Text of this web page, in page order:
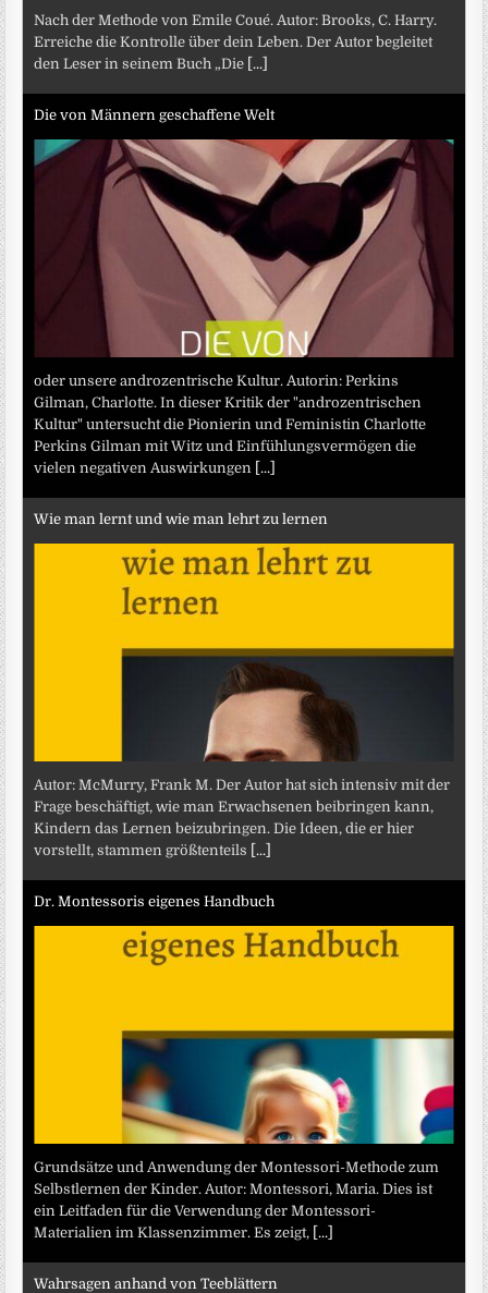
Nach der Methode von Emile Coué. Autor: Brooks, C. Harry.
Erreiche die Kontrolle über dein Leben. Der Autor begleitet
den Leser in seinem Buch „Die [...]
Die von Männern geschaffene Welt
oder unsere androzentrische Kultur. Autorin: Perkins
Gilman, Charlotte. In dieser Kritik der "androzentrischen
Kultur" untersucht die Pionierin und Feministin Charlotte
Perkins Gilman mit Witz und Einfühlungsvermögen die
vielen negativen Auswirkungen [...]
Wie man lernt und wie man lehrt zu lernen
Autor: McMurry, Frank M. Der Autor hat sich intensiv mit der
Frage beschäftigt, wie man Erwachsenen beibringen kann,
Kindern das Lernen beizubringen. Die Ideen, die er hier
vorstellt, stammen größtenteils [...]
Dr. Montessoris eigenes Handbuch
Grundsätze und Anwendung der Montessori-Methode zum
Selbstlernen der Kinder. Autor: Montessori, Maria. Dies ist
ein Leitfaden für die Verwendung der Montessori-
Materialien im Klassenzimmer. Es zeigt, [...]
Wahrsagen anhand von Teeblättern